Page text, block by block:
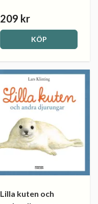
209 kr
KÖP
Lilla kuten och